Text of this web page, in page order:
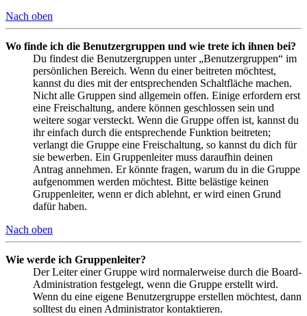
Nach oben
Wo finde ich die Benutzergruppen und wie trete ich ihnen bei?
Du findest die Benutzergruppen unter „Benutzergruppen“ im
persönlichen Bereich. Wenn du einer beitreten möchtest,
kannst du dies mit der entsprechenden Schaltfläche machen.
Nicht alle Gruppen sind allgemein offen. Einige erfordern erst
eine Freischaltung, andere können geschlossen sein und
weitere sogar versteckt. Wenn die Gruppe offen ist, kannst du
ihr einfach durch die entsprechende Funktion beitreten;
verlangt die Gruppe eine Freischaltung, so kannst du dich für
sie bewerben. Ein Gruppenleiter muss daraufhin deinen
Antrag annehmen. Er könnte fragen, warum du in die Gruppe
aufgenommen werden möchtest. Bitte belästige keinen
Gruppenleiter, wenn er dich ablehnt, er wird einen Grund
dafür haben.
Nach oben
Wie werde ich Gruppenleiter?
Der Leiter einer Gruppe wird normalerweise durch die Board-
Administration festgelegt, wenn die Gruppe erstellt wird.
Wenn du eine eigene Benutzergruppe erstellen möchtest, dann
solltest du einen Administrator kontaktieren.